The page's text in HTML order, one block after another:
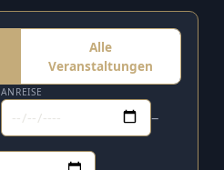
Alle
Veranstaltungen
ANREISE
–